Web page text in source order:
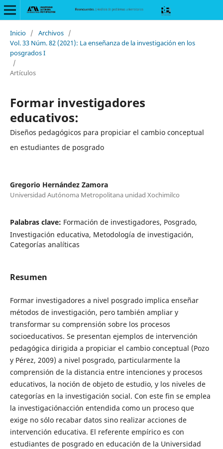
Inicio / Archivos /
Vol. 33 Núm. 82 (2021): La enseñanza de la investigación en los
posgrados I
/
Artículos
Formar investigadores
educativos:
Diseños pedagógicos para propiciar el cambio conceptual
en estudiantes de posgrado
Gregorio Hernández Zamora
Universidad Autónoma Metropolitana unidad Xochimilco
Palabras clave: Formación de investigadores, Posgrado,
Investigación educativa, Metodología de investigación,
Categorías analíticas
Resumen
Formar investigadores a nivel posgrado implica enseñar
métodos de investigación, pero también ampliar y
transformar su comprensión sobre los procesos
socioeducativos. Se presentan ejemplos de intervención
pedagógica dirigida a propiciar el cambio conceptual (Pozo
y Pérez, 2009) a nivel posgrado, particularmente la
comprensión de la distancia entre intenciones y procesos
educativos, la noción de objeto de estudio, y los niveles de
categorías en la investigación social. Con este fin se emplea
la investigaciónacción entendida como un proceso que
exige no sólo recabar datos sino realizar acciones de
intervención educativa. El referente empírico es con
estudiantes de posgrado en educación de la Universidad